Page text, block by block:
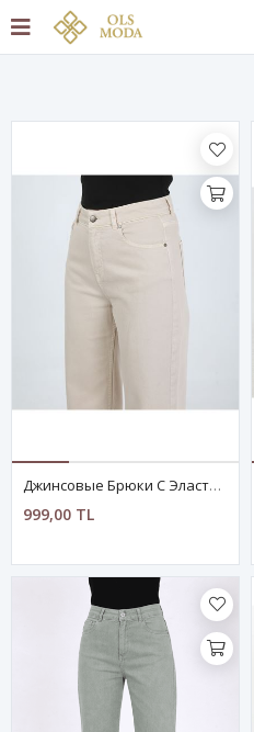
Фильтровать
Джинсовые Брюки С Эластичной Талией – Экрю
999,00 TL